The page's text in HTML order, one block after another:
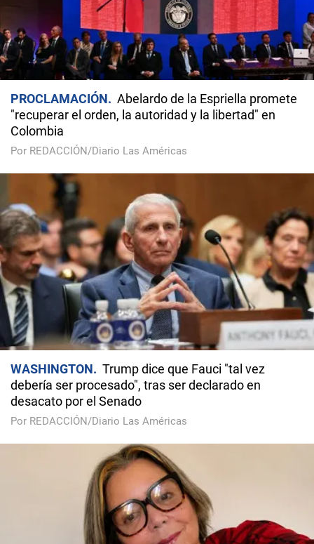
PROCLAMACIÓN
Abelardo de la Espriella promete
"recuperar el orden, la autoridad y la libertad" en
Colombia
Por REDACCIÓN/Diario Las Américas
WASHINGTON
Trump dice que Fauci "tal vez
debería ser procesado", tras ser declarado en
desacato por el Senado
Por REDACCIÓN/Diario Las Américas